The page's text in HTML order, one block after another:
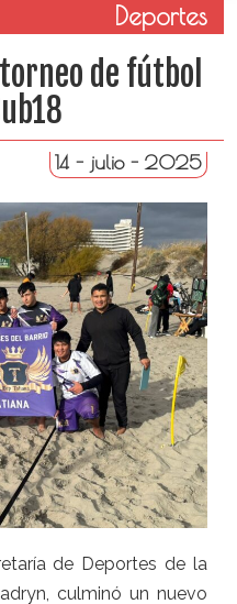
Deportes
de fútbol
14 - julio - 2025
de Deportes de la
culminó un nuevo